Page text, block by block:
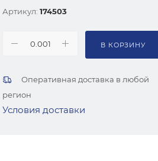
Артикул: 174503
В КОРЗИНУ
Оперативная доставка в любой
регион
Условия доставки